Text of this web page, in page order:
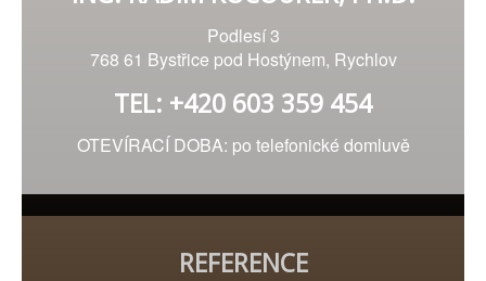
Podlesí 3
768 61 Bystřice pod Hostýnem, Rychlov
TEL: +420 603 359 454
OTEVÍRACÍ DOBA: po telefonické domluvě
REFERENCE